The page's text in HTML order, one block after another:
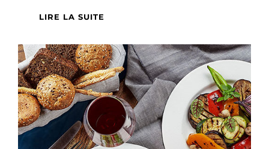
LIRE LA SUITE
FÊTE
CHEZ
SOI
?